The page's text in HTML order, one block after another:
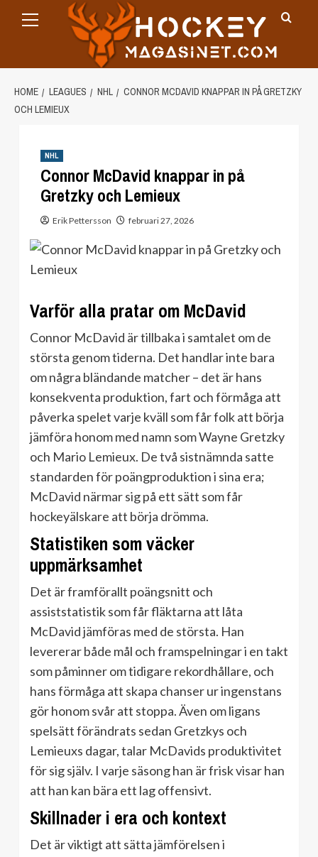
Menu
HOME LEAGUES NHL
CONNOR MCDAVID KNAPPAR IN PÅ GRETZKY
OCH LEMIEUX
NHL
Connor McDavid knappar in på
Gretzky och Lemieux
Erik Pettersson februari 27, 2026
Varför alla pratar om McDavid
Connor McDavid är tillbaka i samtalet om de
största genom tiderna. Det handlar inte bara
om några bländande matcher – det är hans
konsekventa produktion, fart och förmåga att
påverka spelet varje kväll som får folk att börja
jämföra honom med namn som Wayne Gretzky
och Mario Lemieux. De två sistnämnda satte
standarden för poängproduktion i sina era;
McDavid närmar sig på ett sätt som får
hockeyälskare att börja drömma.
Statistiken som väcker
uppmärksamhet
Det är framförallt poängsnitt och
assiststatistik som får fläktarna att låta
McDavid jämföras med de största. Han
levererar både mål och framspelningar i en takt
som påminner om tidigare rekordhållare, och
hans förmåga att skapa chanser ur ingenstans
gör honom svår att stoppa. Även om ligans
spelsätt förändrats sedan Gretzkys och
Lemieuxs dagar, talar McDavids produktivitet
för sig själv. I varje säsong han är frisk visar han
att han kan bära ett lag offensivt.
Skillnader i era och kontext
Det är viktigt att sätta jämförelsen i